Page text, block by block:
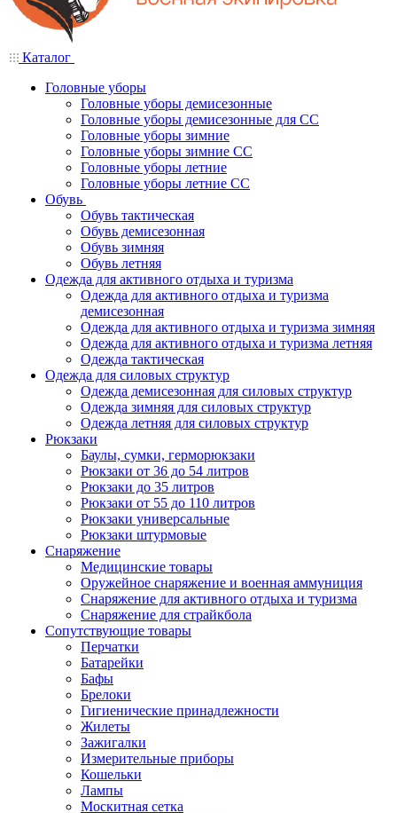
Каталог
Головные уборы
Головные уборы демисезонные
Головные уборы демисезонные для СС
Головные уборы зимние
Головные уборы зимние СС
Головные уборы летние
Головные уборы летние СС
Обувь
Обувь тактическая
Обувь демисезонная
Обувь зимняя
Обувь летняя
Одежда для активного отдыха и туризма
Одежда для активного отдыха и туризма
демисезонная
Одежда для активного отдыха и туризма зимняя
Одежда для активного отдыха и туризма летняя
Одежда тактическая
Одежда для силовых структур
Одежда демисезонная для силовых структур
Одежда зимняя для силовых структур
Одежда летняя для силовых структур
Рюкзаки
Баулы, сумки, герморюкзаки
Рюкзаки от 36 до 54 литров
Рюкзаки до 35 литров
Рюкзаки от 55 до 110 литров
Рюкзаки универсальные
Рюкзаки штурмовые
Снаряжение
Медицинские товары
Оружейное снаряжение и военная аммуниция
Снаряжение для активного отдыха и туризма
Снаряжение для страйкбола
Сопутствующие товары
Перчатки
Батарейки
Бафы
Брелоки
Гигиенические принадлежности
Жилеты
Зажигалки
Измерительные приборы
Кошельки
Лампы
Москитная сетка